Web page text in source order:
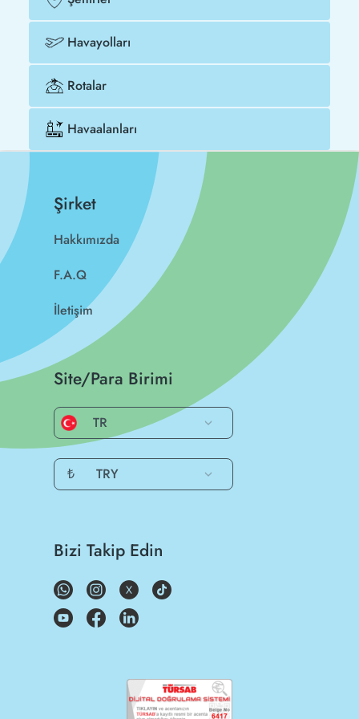
Havayolları
Rotalar
Havaalanları
Şirket
Hakkımızda
F.A.Q
İletişim
Site/Para Birimi
TR
₺ TRY
Bizi Takip Edin